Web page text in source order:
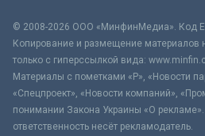
© 2008-2026 ООО «МинфинМедиа». Код
Копирование и размещение материалов
только с гиперссылкой вида:
Материалы с пометками «Р», «Новости
«Спецпроект», «Новости компаний»,
понимании Закона Украины «О
ответственность несёт рекламодатель.